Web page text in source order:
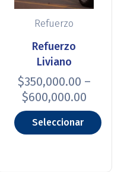
Refuerzo
Refuerzo
Liviano
$350,000.00 –
$600,000.00
Seleccionar